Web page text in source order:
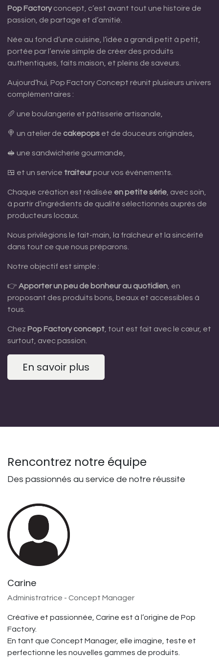
Pop Factoryconcept, c’est avant tout une histoire de
passion, de partage et d’amitié.
Née au fond d’une cuisine, l’idée a grandi petit à petit,
portée par l’envie simple de créer des produits
authentiques, faits maison, et pleins de saveurs.
Aujourd’hui, Pop Factory Concept réunit plusieurs univers
complémentaires :
🥖 une boulangerie et pâtisserie artisanale,
🍭 un atelier de cakepops et de douceurs originales,
🥪 une sandwicherie gourmande,
🍱 et un service traiteurpour vos événements.
Chaque création est réalisée en petite série , avec soin,
à partir d’ingrédients de qualité sélectionnés auprès de
producteurs locaux.
Nous privilégions le fait-main, la fraîcheur et la sincérité
dans tout ce que nous préparons.
Notre objectif est simple :
👉 Apporter un peu de bonheur au quotidien , en
proposant des produits bons, beaux et accessibles à
tous.
Chez Pop Factory concept , tout est fait avec le cœur, et
surtout, avec passion.
En savoir plus
Rencontrez notre équipe
Des passionnés au service de notre réussite
Carine
Administratrice - Concept Manager
Créative et passionnée, Carine est à l’origine de Pop
Factory.
En tant que Concept Manager, elle imagine, teste et
perfectionne les nouvelles gammes de produits.